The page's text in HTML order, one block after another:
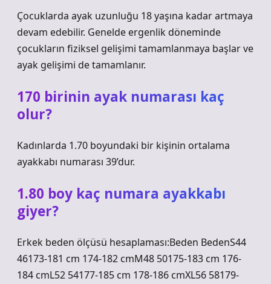
Çocuklarda ayak uzunluğu 18 yaşına kadar artmaya
devam edebilir. Genelde ergenlik döneminde
çocukların fiziksel gelişimi tamamlanmaya başlar ve
ayak gelişimi de tamamlanır.
170 birinin ayak numarası kaç
olur?
Kadınlarda 1.70 boyundaki bir kişinin ortalama
ayakkabı numarası 39’dur.
1.80 boy kaç numara ayakkabı
giyer?
Erkek beden ölçüsü hesaplaması:Beden BedenS44
46173-181 cm 174-182 cmM48 50175-183 cm 176-
184 cmL52 54177-185 cm 178-186 cmXL56 58179-